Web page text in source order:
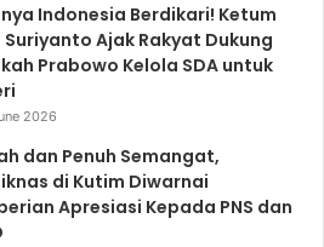
Indonesia Berdikari! Ketum
Suriyanto Ajak Rakyat Dukung
Prabowo Kelola SDA untuk
2026
dan Penuh Semangat,
di Kutim Diwarnai
Apresiasi Kepada PNS dan